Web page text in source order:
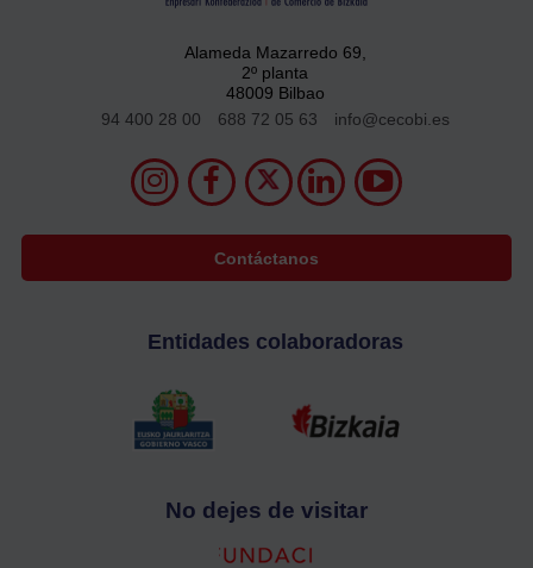
Alameda Mazarredo 69,
2º planta
48009 Bilbao
94 400 28 00
688 72 05 63 info@cecobi.es
Contáctanos
Entidades colaboradoras
No dejes de visitar